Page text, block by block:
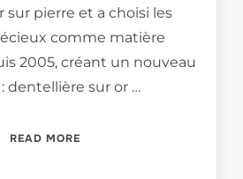
pierre et a choisi les
comme matière
2005, créant un nouveau
dentellière sur or …
READ MORE